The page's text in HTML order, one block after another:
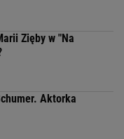
Zięby w "Na
Aktorka